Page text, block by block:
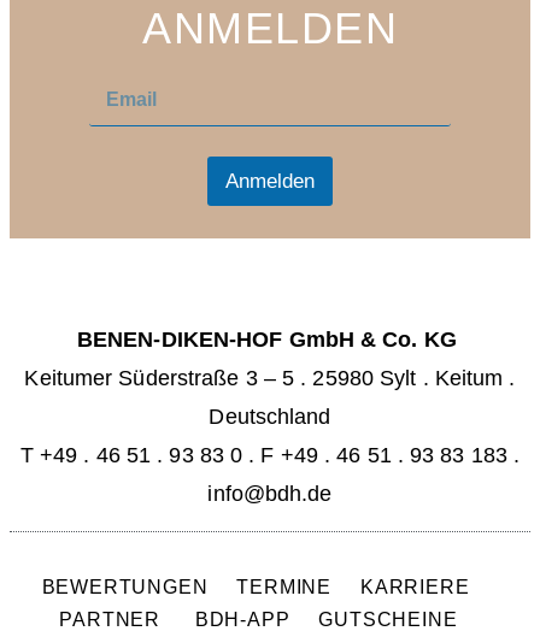
ANMELDEN
a
Anmelden
BENEN-DIKEN-HOF GmbH & Co. KG
Keitumer Süderstraße 3 – 5 .25980 Sylt . Keitum .
Deutschland
T +49 . 46 51 . 93 83 0 . F +49 . 46 51 . 93 83 183 .
info@bdh.de
BEWERTUNGEN TERMINE
KARRIERE
PARTNER
BDH-APP
GUTSCHEINE